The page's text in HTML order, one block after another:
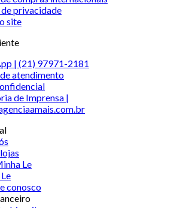
privacidade
site
| (21) 97971-2181
atendimento
de Imprensa |
Le
conosco